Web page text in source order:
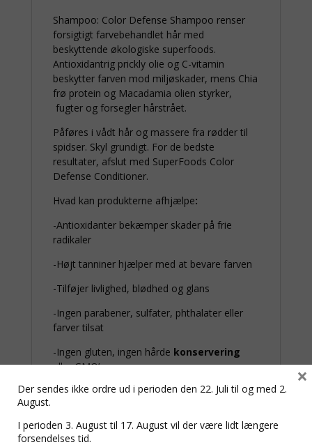
Shampoo: Color Defense Shampoo renser
forsigtigt farvebehandlet hår med
beskyttende økologiske superfoods.
Antioxidantrig prickly olie og C-vitamin
beskytter farven mod miljøskader, mens Chia
frø protein og Macadamia olien styrker,
fugter og forsegler hårstrået.
Påføres i vådt hår og massere fra rødder til
spidser. Skyl grundigt. For de bedste
resultater, afslut med SuperFoods Color
Defense Conditioner.
Hvad kan produkterne afhjælpe:
-Antioxidanter bekæmper skader på frie
radikaler
-Højt tanniner hjælper med at bevare farven
-Tilføjer livlighed, blødhed og glans
-Ingen parabener, sulfater, phthalater eller
farver tilsat
-Ingen gluten, ingen hårde konservering
eller GMO’er
-Allergivenlig
bæredygtigt fremskaffede ingredienser
Der sendes ikke ordre ud i perioden den 22. Juli til og med 2.
August.
I perioden 3. August til 17. August vil der være lidt længere
forsendelses tid.
×